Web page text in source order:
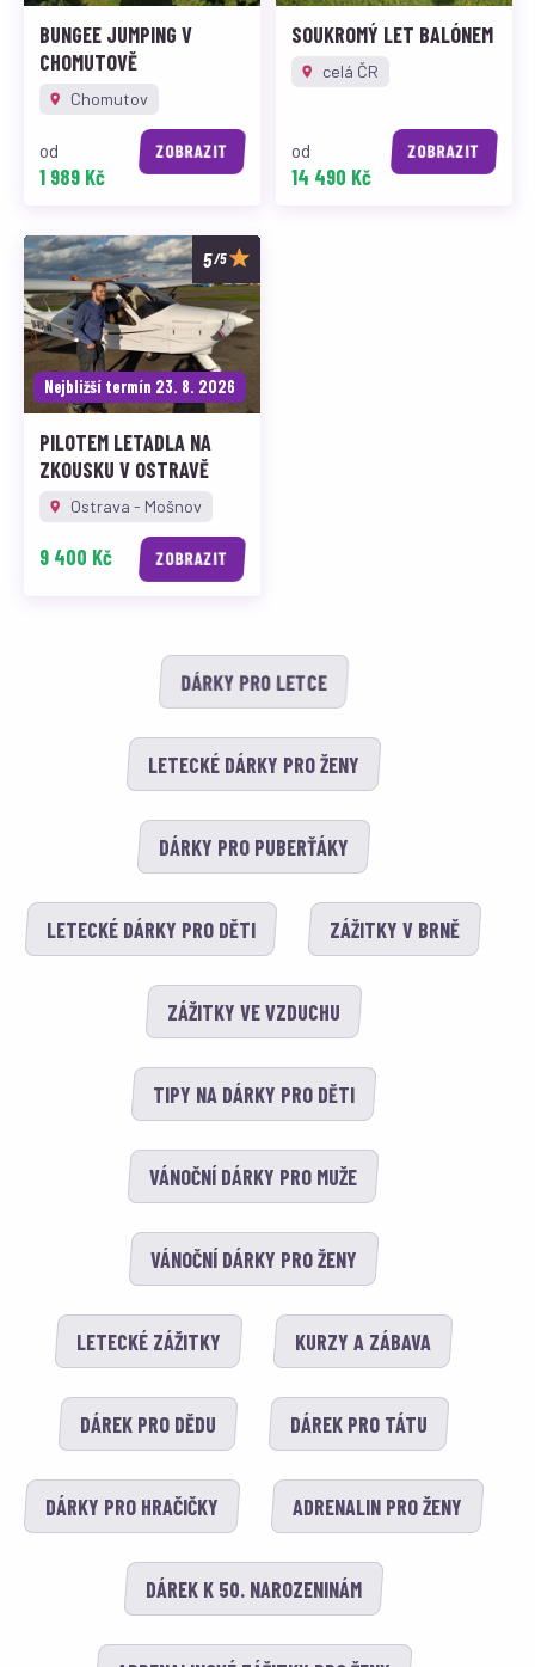
BUNGEE JUMPING V
CHOMUTOVĚ
Chomutov
od
1 989 Kč
ZOBRAZIT
SOUKROMÝ LET BALÓNEM
celá ČR
od
14 490 Kč
ZOBRAZIT
/5
Nejbližší termín 23. 8. 2026
PILOTEM LETADLA NA
ZKOUSKU V OSTRAVĚ
Ostrava - Mošnov
9 400 Kč ZOBRAZIT
DÁRKY PRO LETCE
LETECKÉ DÁRKY PRO ŽENY
DÁRKY PRO PUBERŤÁKY
LETECKÉ DÁRKY PRO DĚTI ZÁŽITKY V BRNĚ
ZÁŽITKY VE VZDUCHU
TIPY NA DÁRKY PRO DĚTI
VÁNOČNÍ DÁRKY PRO MUŽE
VÁNOČNÍ DÁRKY PRO ŽENY
LETECKÉ ZÁŽITKY KURZY A ZÁBAVA
DÁREK PRO DĚDU DÁREK PRO TÁTU
DÁRKY PRO HRAČIČKY ADRENALIN PRO ŽENY
DÁREK K 50. NAROZENINÁM